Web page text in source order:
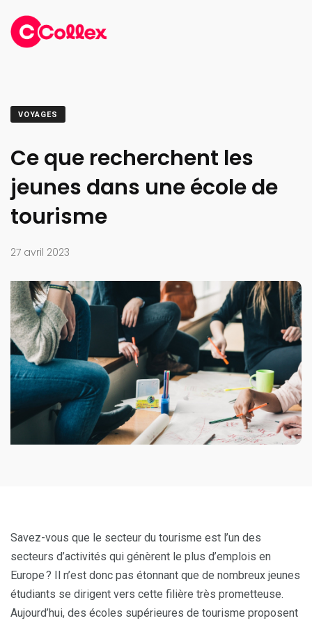
VOYAGES
Ce que recherchent les
jeunes dans une école de
tourisme
27 avril 2023
Savez-vous que le secteur du tourisme est l’un des
secteurs d’activités qui génèrent le plus d’emplois en
Europe ? Il n’est donc pas étonnant que de nombreux jeunes
étudiants se dirigent vers cette filière très prometteuse.
Aujourd’hui, des écoles supérieures de tourisme proposent